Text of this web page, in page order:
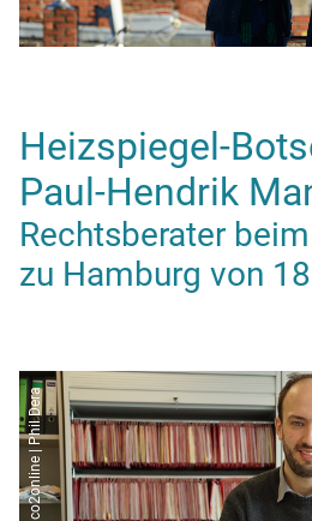
Heizspiegel-
Paul-Hendrik
Rechtsberater
zu Hamburg von
co2online | Phil Dera